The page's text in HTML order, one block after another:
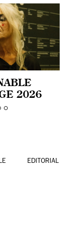
2026
LA
EDITORIAL